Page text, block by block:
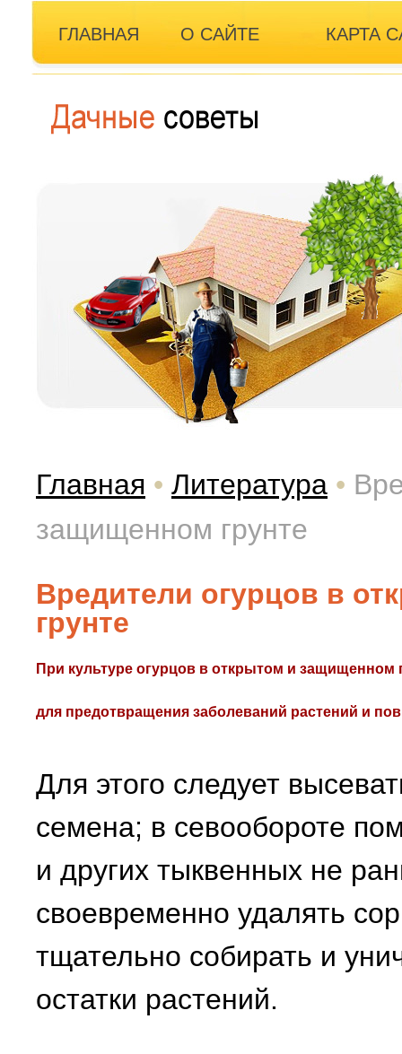
ГЛАВНАЯ О САЙТЕ КАРТА
Главная • Литература •
защищенном грунте
Вредители огурцов в
грунте
При культуре огурцов в открытом и
для предотвращения заболеваний растений и
Для этого следует
семена; в севообороте
и других тыквенных не
своевременно удалять
тщательно собирать и
остатки растений.